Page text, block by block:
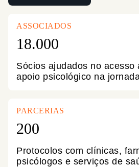
ASSOCIADOS
18.000
Sócios ajudados no acesso
apoio psicológico na
PARCERIAS
200
Protocolos com clínicas,
psicólogos e serviços de